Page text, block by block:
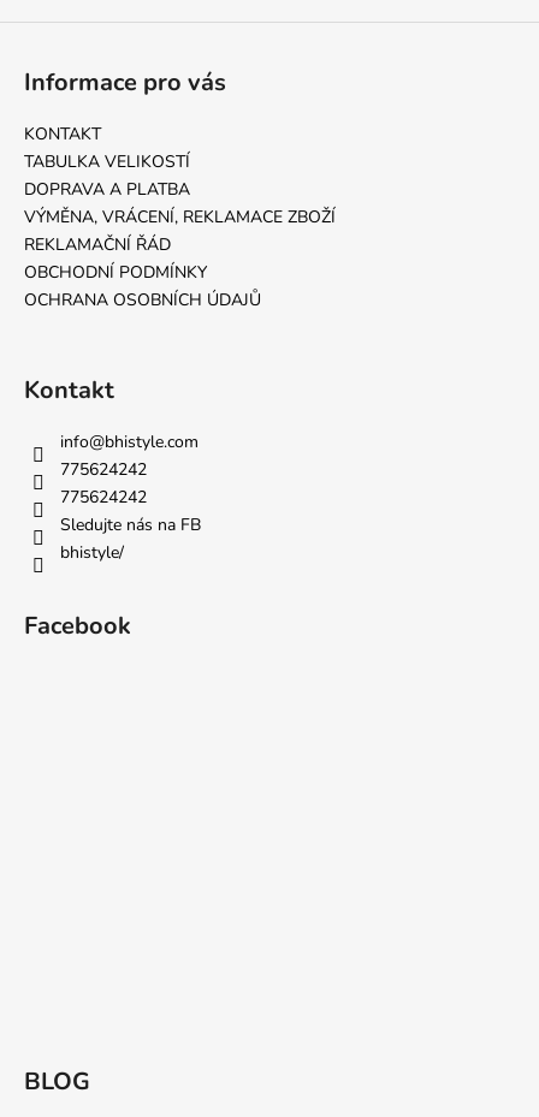
Informace pro vás
KONTAKT
TABULKA VELIKOSTÍ
DOPRAVA A PLATBA
VÝMĚNA, VRÁCENÍ, REKLAMACE ZBOŽÍ
REKLAMAČNÍ ŘÁD
OBCHODNÍ PODMÍNKY
OCHRANA OSOBNÍCH ÚDAJŮ
Kontakt
info@bhistyle.com
775624242
775624242
Sledujte nás na FB
bhistyle/
Facebook
BLOG